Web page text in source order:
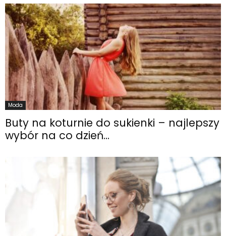
Moda
Buty na koturnie do sukienki – najlepszy
wybór na co dzień...